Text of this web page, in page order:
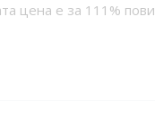
цена е за 111%